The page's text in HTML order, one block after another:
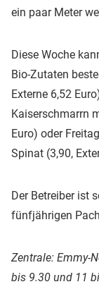
ein paar Meter
Diese Woche
Bio-Zutaten
Externe 6,52
Kaiserschmarrn
Euro) oder
Spinat (3,90,
Der Betreiber ist
fünfjährigen
Zentrale: Emmy-
bis 9.30 und 11